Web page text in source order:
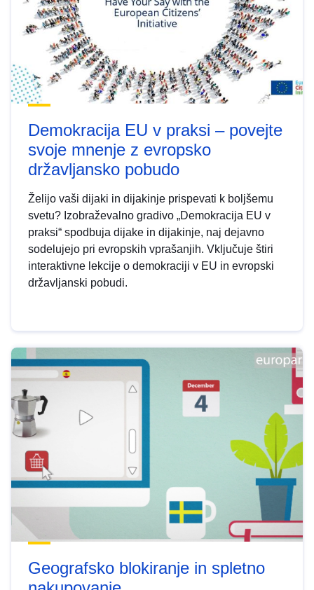
Demokracija EU v praksi – povejte
svoje mnenje z evropsko
državljansko pobudo
Želijo vaši dijaki in dijakinje prispevati k boljšemu
svetu? Izobraževalno gradivo „Demokracija EU v
praksi“ spodbuja dijake in dijakinje, naj dejavno
sodelujejo pri evropskih vprašanjih. Vključuje štiri
interaktivne lekcije o demokraciji v EU in evropski
državljanski pobudi.
Geografsko blokiranje in spletno